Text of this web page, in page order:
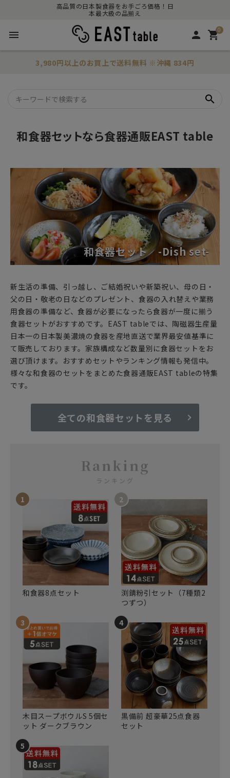
高品質の日本製食器をお手ごろ価格！日
本最大級の品揃え
menu person 0
shopping_cart
3,980円以上のお買上で送料無料 ※沖縄 834円
search
和食器セットなら食器通販EAST table
和食器セット -Dish set-
新生活の準備、引っ越し、ご結婚祝いや新築祝い、母の日・
父の日・敬老の日などのプレゼント、食器の入れ替えや業務
用食器の準備など、食器が必要になったら食器が一度に揃う
食器セットがおすすめです。EAST tableでは、陶磁器生産量
日本一の日本製美濃焼の食器を産地直送で業界最安値基準に
て販売しております。家族構成など数量別に食器セットをお
選び頂けます。おすすめセットやランキング情報も発信中。
様々な和食器のセットをまとめた食器通販EAST tableの特集
です。
全ての和食器セットを見る
Ranking
ランキング
和食器8点セット
渕錆粉引セット（7種類2
つずつ）
木目スープボウルS 5個セ
ット ダークブラウン
黒備前 超豪華25点食器
セット